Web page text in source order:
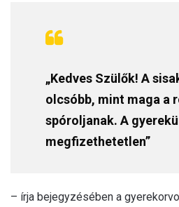
„Kedves Szülők! A
olcsóbb, mint maga a
spóroljanak. A
megfizethetetlen”
– írja bejegyzésében a